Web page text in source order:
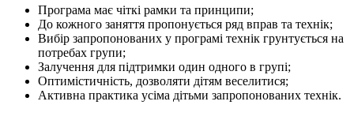
Програма має чіткі рамки та принципи;
До кожного заняття пропонується ряд вправ та технік;
Вибір запропонованих у програмі технік грунтується на
потребах групи;
Залучення для підтримки один одного в групі;
Оптимістичність, дозволяти дітям веселитися;
Активна практика усіма дітьми запропонованих технік.